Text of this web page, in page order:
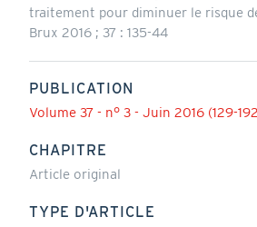
traitement pour diminuer le risque
Brux 2016 ; 37 : 135-44
PUBLICATION
Volume 37 - n° 3 - Juin 2016 (129-
CHAPITRE
Article original
TYPE D'ARTICLE